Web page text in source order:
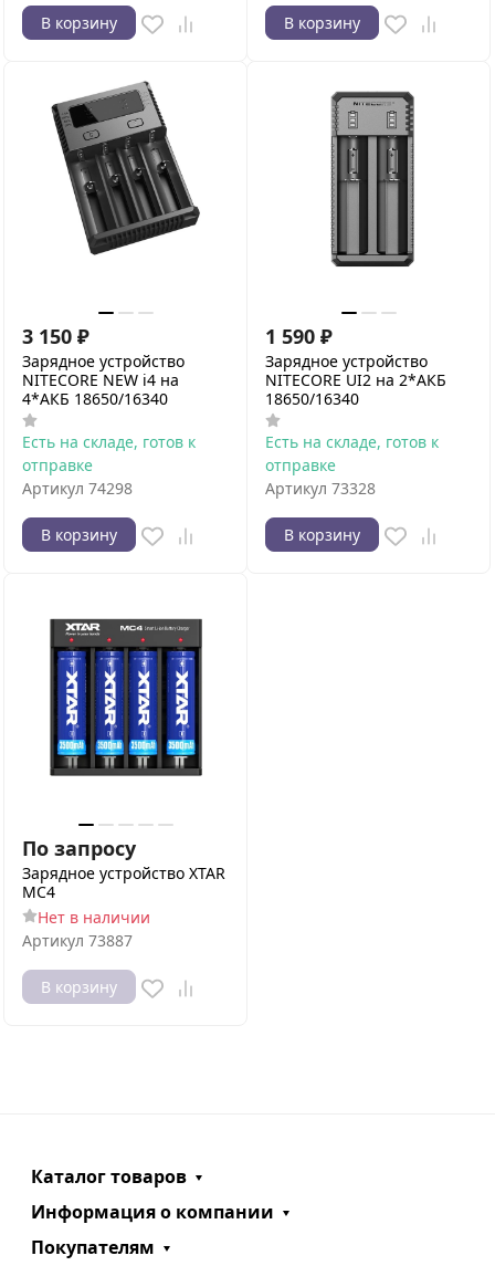
В корзину В корзину
3 150 ₽
Зарядное устройство
NITECORE NEW i4 на
4*АКБ 18650/16340
Есть на складе, готов к
отправке
Артикул 74298
В корзину
1 590 ₽
Зарядное устройство
NITECORE UI2 на 2*АКБ
18650/16340
Есть на складе, готов к
отправке
Артикул 73328
В корзину
По запросу
Зарядное устройство XTAR
MC4
Нет в наличии
Артикул 73887
В корзину
Каталог товаров
Информация о компании
Покупателям